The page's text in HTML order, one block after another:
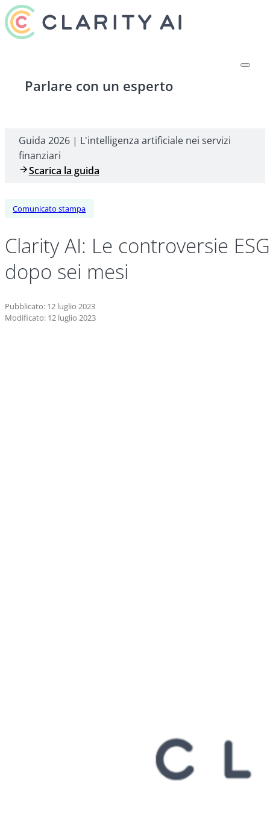
Parlare con un esperto
Guida 2026 | L'intelligenza artificiale nei servizi
finanziari
Scarica la guida
Comunicato stampa
Clarity AI: Le controversie
dopo sei mesi
Pubblicato: 12 luglio 2023
Modificato: 12 luglio 2023